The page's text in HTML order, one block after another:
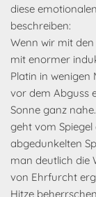
diese
beschreiben:
Wenn wir mit
mit enormer
Platin in wenigen
vor dem Abguss
Sonne ganz
geht vom Spiegel
abgedunkelten
man deutlich die
von Ehrfurcht
Hitze